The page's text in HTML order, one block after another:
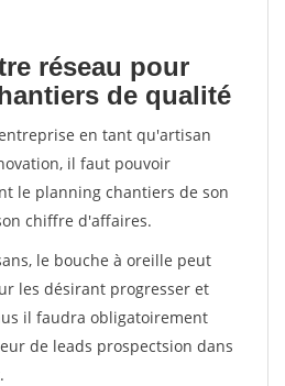
réseau pour
de qualité
en tant qu'artisan
il faut pouvoir
le planning chantiers de son
chiffre d'affaires.
le bouche à oreille peut
les désirant progresser et
il faudra obligatoirement
de leads prospectsion dans